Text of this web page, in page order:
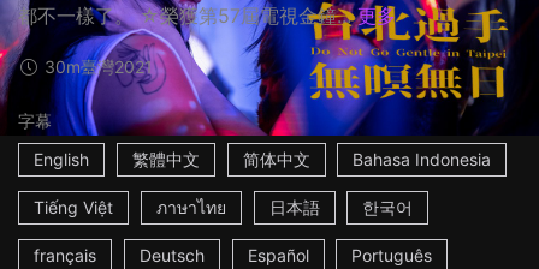
都不一樣了。 ☆榮獲第57屆電視金鐘... 更多
30m臺灣2021
字幕
English
繁體中文 简体中文 Bahasa Indonesia
Tiếng Việt ภาษาไทย 日本語 한국어
français Deutsch Español Português